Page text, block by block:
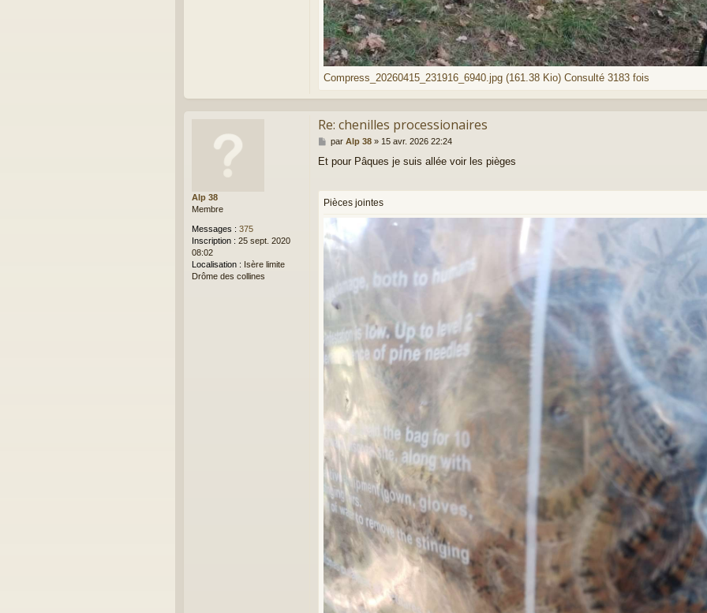
Compress_20260415_231916_6940.jpg (161.38 Kio) Consulté 3183 fois
Alp 38
Membre
Messages : 375
Inscription : 25 sept. 2020
08:02
Localisation : Isère limite
Drôme des collines
Re: chenilles processionaires
M
s
g
par Alp 38» 15 avr. 2026 22:24
Et pour Pâques je suis allée voir les pièges
Pièces jointes